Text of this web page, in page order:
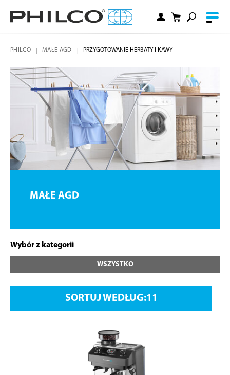
PHILCO MAŁE AGD PRZYGOTOWANIE HERBATY I KAWY
MAŁE AGD
Wybór z kategorii
WSZYSTKO
SORTUJ WEDŁUG: